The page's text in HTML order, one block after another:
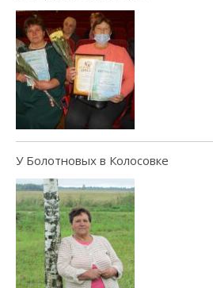
У Болотновых в Колосовке